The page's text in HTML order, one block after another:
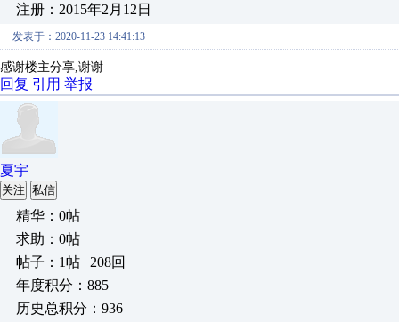
注册：2015年2月12日
发表于：2020-11-23 14:41:13
感谢楼主分享,谢谢
回复 引用 举报
夏宇
关注 私信
精华：0帖
求助：0帖
帖子：1帖 | 208回
年度积分：885
历史总积分：936